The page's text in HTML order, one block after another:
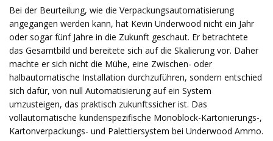
Bei der Beurteilung, wie die Verpackungsautomatisierung
angegangen werden kann, hat Kevin Underwood nicht ein Jahr
oder sogar fünf Jahre in die Zukunft geschaut. Er betrachtete
das Gesamtbild und bereitete sich auf die Skalierung vor. Daher
machte er sich nicht die Mühe, eine Zwischen- oder
halbautomatische Installation durchzuführen, sondern entschied
sich dafür, von null Automatisierung auf ein System
umzusteigen, das praktisch zukunftssicher ist. Das
vollautomatische kundenspezifische Monoblock-Kartonierungs-,
Kartonverpackungs- und Palettiersystem bei Underwood Ammo.